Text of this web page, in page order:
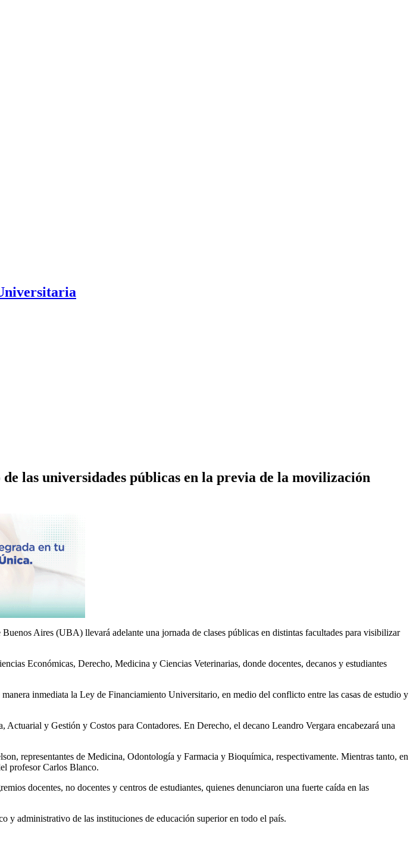
las universidades públicas en la previa de la movilización
Aires (UBA) llevará adelante una jornada de clases públicas en distintas facultades para visibilizar
Económicas, Derecho, Medicina y Ciencias Veterinarias, donde docentes, decanos y estudiantes
inmediata la Ley de Financiamiento Universitario, en medio del conflicto entre las casas de estudio y
y Gestión y Costos para Contadores. En Derecho, el decano Leandro Vergara encabezará una
representantes de Medicina, Odontología y Farmacia y Bioquímica, respectivamente. Mientras tanto, en
profesor Carlos Blanco.
docentes, no docentes y centros de estudiantes, quienes denunciaron una fuerte caída en las
y administrativo de las instituciones de educación superior en todo el país.